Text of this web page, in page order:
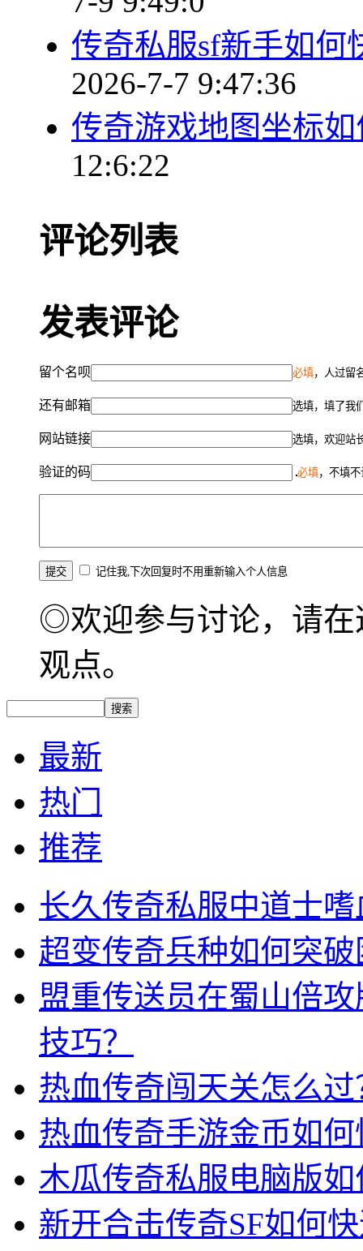
传奇私服sf新手如何
2026-7-7 9:47:36
传奇游戏地图坐标
12:6:22
评论列表
发表评论
留个名呗 必填，人过留
还有邮箱 选填，填了我
网站链接 选填，欢迎站
验证的码 必填，不填
记住我,下次回复时不用重新输入个人信息
◎欢迎参与讨论，请在
观点。
最新
热门
推荐
长久传奇私服中道士
超变传奇兵种如何突
盟重传送员在蜀山倍
技巧？
热血传奇闯天关怎么
热血传奇手游金币如
木瓜传奇私服电脑版
新开合击传奇SF如何